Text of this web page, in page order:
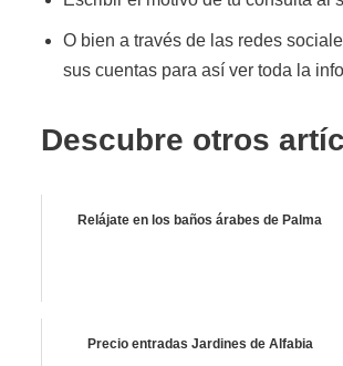
O bien a través de las redes
sus cuentas para así ver toda la
Descubre otros
Relájate en los baños árabes de Palma
Precio entradas Jardines de Alfabia